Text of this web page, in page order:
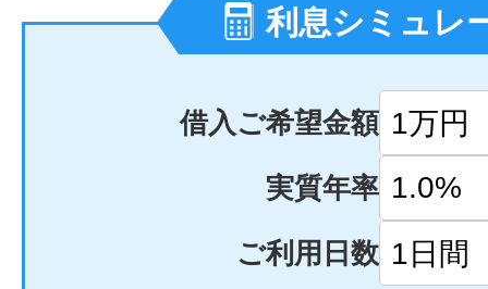
利息シミュレ
借入ご希望金額
実質年率
ご利用日数